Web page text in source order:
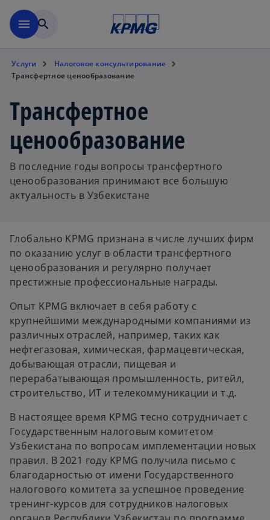
menu search
Услуги
Налоговое консультирование
Трансфертное ценообразование
Трансфертное
ценообразование
В последние годы вопросы трансфертного
ценообразования принимают все большую
актуальность в Узбекистане
Глобально KPMG признана в числе лучших фирм
по оказанию услуг в области трансфертного
ценообразования и регулярно получает
престижные профессиональные награды.
Опыт KPMG включает в себя работу с
крупнейшими международными компаниями из
различных отраслей, например, таких как
нефтегазовая, химическая, фармацевтическая,
добывающая отрасли, пищевая и
перерабатывающая промышленность, ритейл,
строительство, ИТ и телекоммуникации и т.д.
В настоящее время KPMG тесно сотрудничает с
Государственным налоговым комитетом
Узбекистана по вопросам имплементации новых
правил. В 2021 году KPMG получила письмо с
благодарностью от имени Государственного
налогового комитета за успешное проведение
тренинг-курсов для сотрудников налоговых